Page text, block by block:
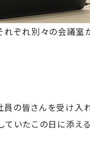
ぞれ別々の会議室
の皆さんを受け入
ていたこの日に添え